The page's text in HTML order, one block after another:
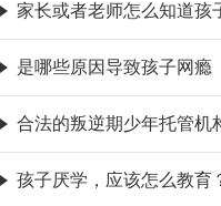
家长或者老师怎么知道孩
是哪些原因导致孩子网瘾
合法的叛逆期少年托管机
孩子厌学，应该怎么教育